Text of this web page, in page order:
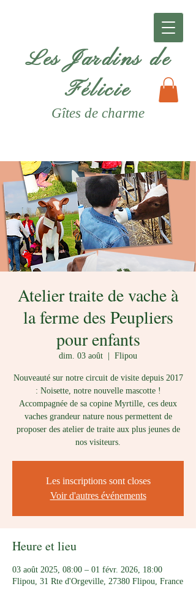
Les Jardins de
Félicie
Gîtes de charme
Atelier traite de vache à
la ferme des Peupliers
pour enfants
dim. 03 août Flipou
Nouveauté sur notre circuit de visite depuis 2017
: Noisette, notre nouvelle mascotte !
Accompagnée de sa copine Myrtille, ces deux
vaches grandeur nature nous permettent de
proposer des atelier de traite aux plus jeunes de
nos visiteurs.
Les inscriptions sont closes
Voir d'autres événements
Heure et lieu
03 août 2025, 08:00 – 01 févr. 2026, 18:00
Flipou, 31 Rte d'Orgeville, 27380 Flipou, France